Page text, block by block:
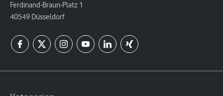
Ferdinand-Braun-Platz 1
40549 Düsseldorf